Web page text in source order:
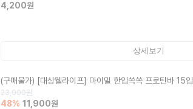
4,200원
상세보기
(구매불가) [대상웰라이프] 마이밀 한입쏙쏙 프로틴바 15입
23,000원
48% 11,900원